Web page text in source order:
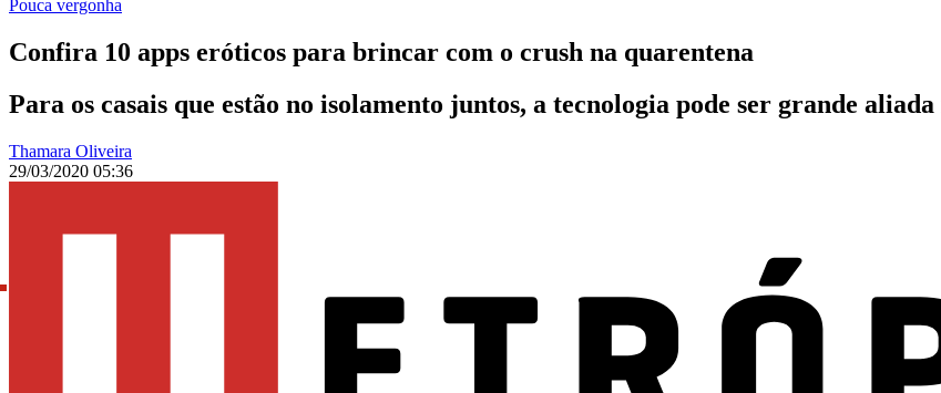
Pouca vergonha
Confira 10 apps eróticos para brincar com o crush na quarentena
Para os casais que estão no isolamento juntos, a tecnologia pode ser grande
Thamara Oliveira
29/03/2020 05:36